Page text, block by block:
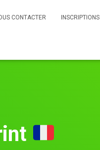
CONTACTER INSCRIPTIONS